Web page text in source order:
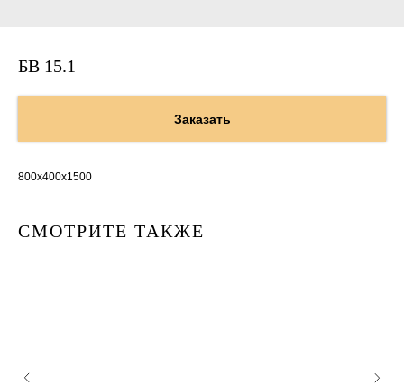
БВ 15.1
Заказать
800х400х1500
СМОТРИТЕ ТАКЖЕ